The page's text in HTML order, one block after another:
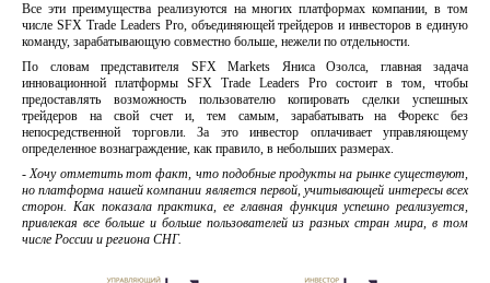
Все эти преимущества реализуются на многих платформах компании, в том
числе SFX Trade Leaders Pro, объединяющей трейдеров и инвесторов в единую
команду, зарабатывающую совместно больше, нежели по отдельности.
По словам представителя SFX Markets Яниса Озолса, главная задача
инновационной платформы SFX Trade Leaders Pro состоит в том, чтобы
предоставлять возможность пользователю копировать сделки успешных
трейдеров на свой счет и, тем самым, зарабатывать на Форекс без
непосредственной торговли. За это инвестор оплачивает управляющему
определенное вознаграждение, как правило, в небольших размерах.
-Хочу отметить тот факт, что подобные продукты на рынке существуют,
но платформа нашей компании является первой, учитывающей интересы всех
сторон. Как показала практика, ее главная функция успешно реализуется,
привлекая все больше и больше пользователей из разных стран мира, в том
числе России и региона СНГ.